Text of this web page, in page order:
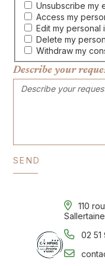
Unsubscribe my
Access my
Edit my personal
Delete my
Withdraw my
Describe your
110
Sallertaine
02 51